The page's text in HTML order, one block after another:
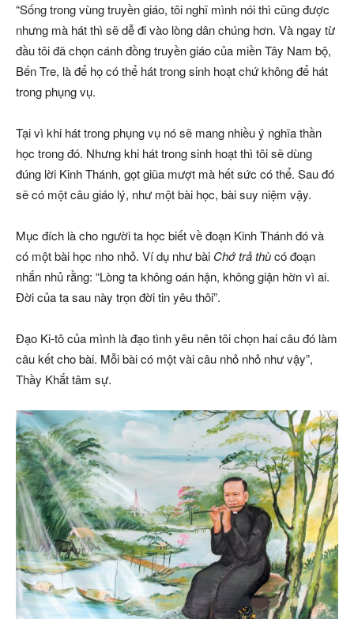
“Sống trong vùng truyền giáo, tôi nghĩ mình nói thì cũng được
nhưng mà hát thì sẽ dễ đi vào lòng dân chúng hơn. Và ngay từ
đầu tôi đã chọn cánh đồng truyền giáo của miền Tây Nam bộ,
Bến Tre, là để họ có thể hát trong sinh hoạt chứ không để hát
trong phụng vụ.
Tại vì khi hát trong phụng vụ nó sẽ mang nhiều ý nghĩa thần
học trong đó. Nhưng khi hát trong sinh hoạt thì tôi sẽ dùng
đúng lời Kinh Thánh, gọt giũa mượt mà hết sức có thể. Sau đó
sẽ có một câu giáo lý, như một bài học, bài suy niệm vậy.
Mục đích là cho người ta học biết về đoạn Kinh Thánh đó và
có một bài học nho nhỏ. Ví dụ như bài Chớ trả thùcó đoạn
nhắn nhủ rằng: “Lòng ta không oán hận, không giận hờn vì ai.
Đời của ta sau này trọn đời tin yêu thôi”.
Đạo Ki-tô của mình là đạo tình yêu nên tôi chọn hai câu đó làm
câu kết cho bài. Mỗi bài có một vài câu nhỏ nhỏ như vậy”,
Thầy Khắt tâm sự.